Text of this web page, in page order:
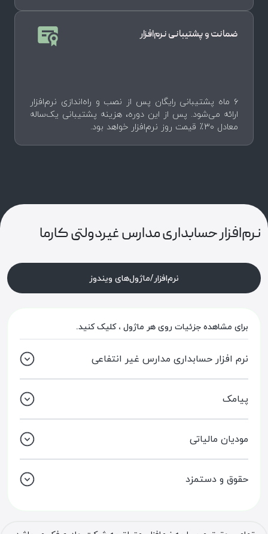
ضمانت و پشتیبانی نرم‌افزار
۶ ماه پشتیبانی رایگان پس از نصب و راه‌اندازی نرم‌افزار
ارائه می‌شود. پس از این دوره، هزینه پشتیبانی یک‌ساله
معادل ۳۰٪ قیمت روز نرم‌افزار خواهد بود.
نرم‌افزار حسابداری مدارس غیردولتی کارما
نرم‌افزار/ماژول‌های ویندوز
برای مشاهده جزئیات روی هر ماژول ، کلیک کنید.
نرم افزار حسابداری مدارس غیر انتفاعی
پیامک
مودیان مالیاتی
حقوق و دستمزد